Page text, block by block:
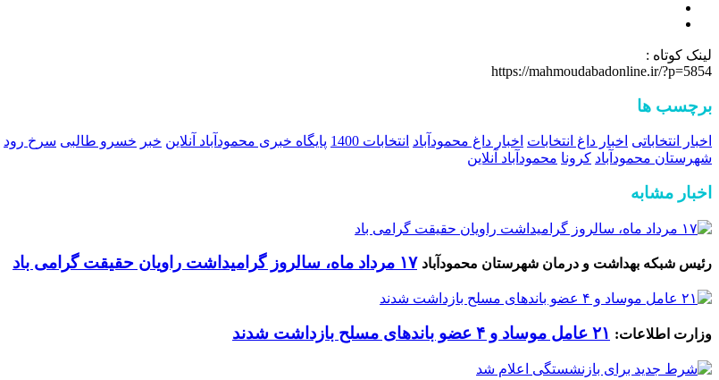
لینک کوتاه :
https://mahmoudabadonline.ir/?p=5854
برچسب ها
اخبار انتخاباتی اخبار داغ انتخابات اخبار داغ محمودآباد انتخابات 1400 پایگاه خبری محمودآباد آنلاین خبر خسرو طالبی سرخ رود
شهرستان محمودآباد کرونا محمودآباد آنلاین
اخبار مشابه
رئیس شبکه بهداشت و درمان شهرستان محمودآباد ۱۷ مرداد ماه، سالروز گرامیداشت راویان حقیقت گرامی باد
وزارت اطلاعات: ۲۱ عامل موساد و ۴ عضو باند‌های مسلح بازداشت شدند